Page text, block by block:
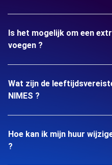
Is het mogelijk om een
voegen ?
Wat zijn de
NIMES ?
Hoe kan ik mijn huur
?